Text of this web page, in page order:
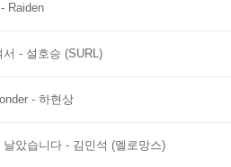
- Raiden
서 - 설호승 (SURL)
- 하현상
날았습니다 - 김민석 (멜로망스)